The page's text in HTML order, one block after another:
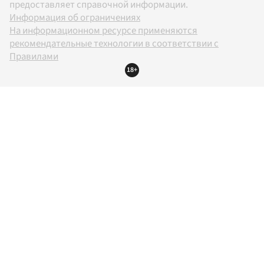
предоставляет справочной информации.
Информация об ограничениях
На информационном ресурсе применяются
рекомендательные технологии в соответствии с
Правилами
18+